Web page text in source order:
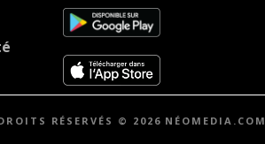
RÉSERVÉS © 2026 NÉOMEDIA.COM